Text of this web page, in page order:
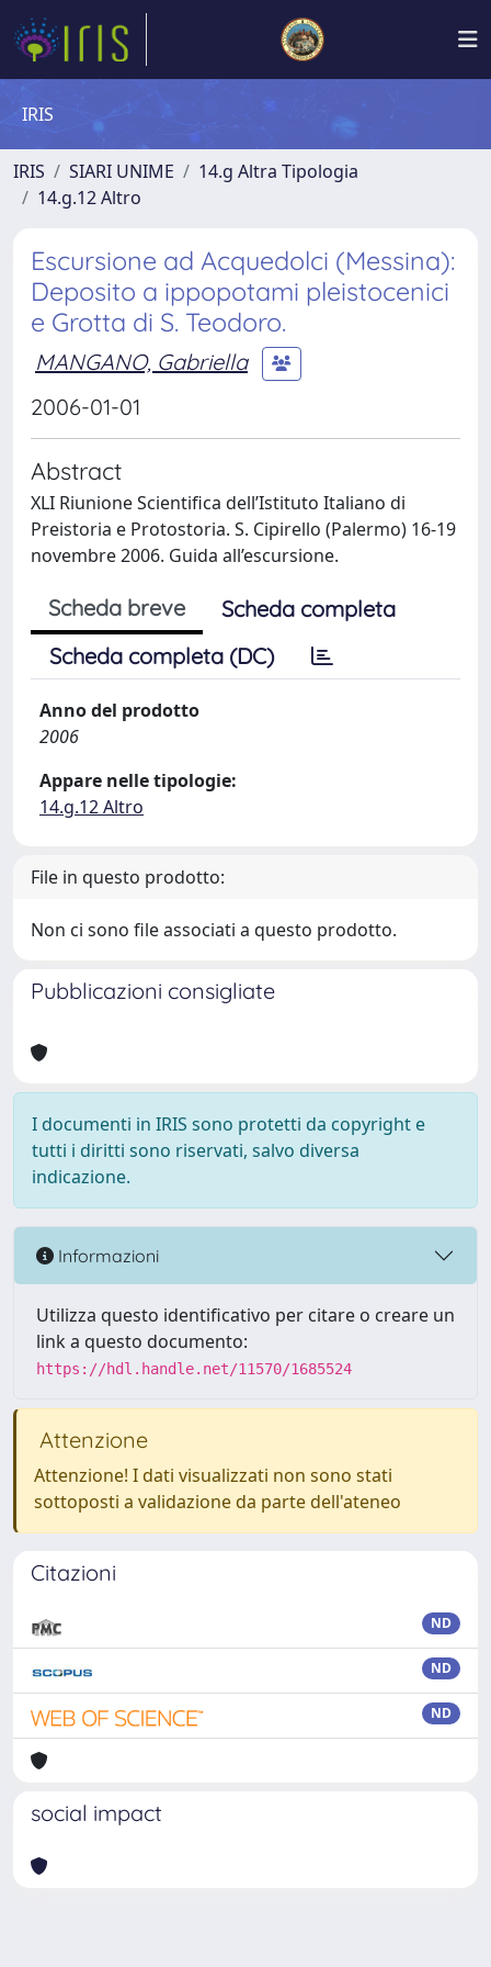
IRIS
IRIS SIARI UNIME
14.g Altra Tipologia
14.g.12 Altro
Escursione ad Acquedolci (Messina):
Deposito a ippopotami pleistocenici
e Grotta di S. Teodoro.
MANGANO, Gabriella
2006-01-01
Abstract
XLI Riunione Scientifica dell’Istituto Italiano di
Preistoria e Protostoria. S. Cipirello (Palermo) 16-19
novembre 2006. Guida all’escursione.
Scheda breve
Scheda completa
Scheda completa (DC)
Anno del prodotto
2006
Appare nelle tipologie:
14.g.12 Altro
File in questo prodotto:
Non ci sono file associati a questo prodotto.
Pubblicazioni consigliate
I documenti in IRIS sono protetti da copyright e
tutti i diritti sono riservati, salvo diversa
indicazione.
Informazioni
Utilizza questo identificativo per citare o creare un
link a questo documento:
https://hdl.handle.net/11570/1685524
Attenzione
Attenzione! I dati visualizzati non sono stati
sottoposti a validazione da parte dell'ateneo
Citazioni
ND
ND
ND
social impact